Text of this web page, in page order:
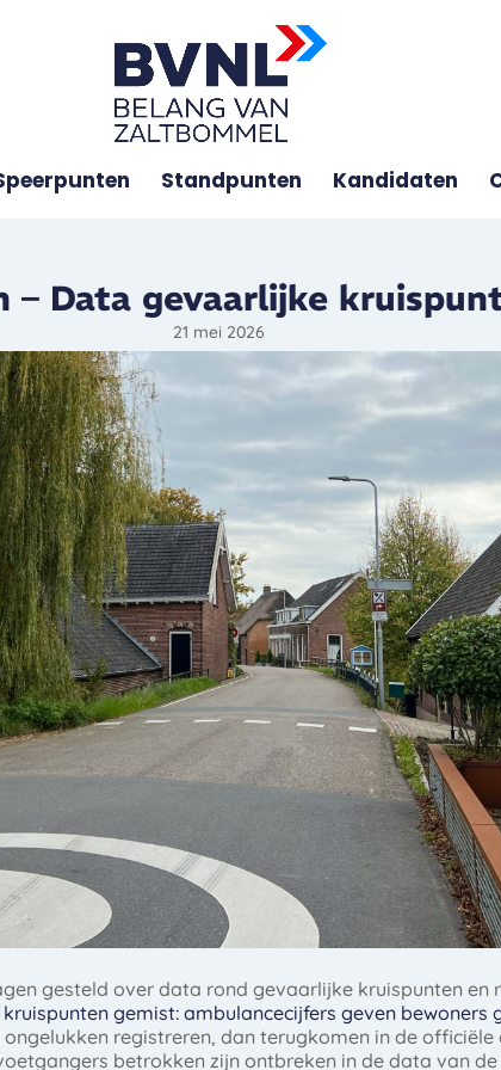
Standpunten Kandidaten
– Data gevaarlijke
21 mei 2026
gesteld over data rond gevaarlijke kruispunten en
gemist: ambulancecijfers geven bewoners
registreren, dan terugkomen in de
betrokken zijn ontbreken in de data van